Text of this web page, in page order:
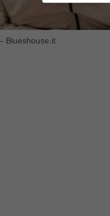
Blueshouse.it